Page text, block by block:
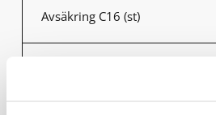
Avsäkring C16 (st)